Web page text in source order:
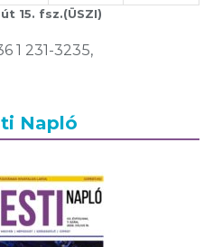
15. fsz.(ÜSZI)
1 231-3235,
Napló